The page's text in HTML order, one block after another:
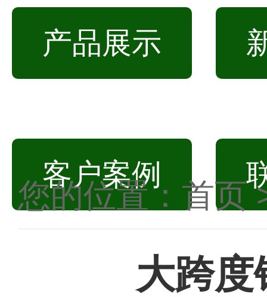
产品展示
客户案例
您的位置： 首页
大跨度